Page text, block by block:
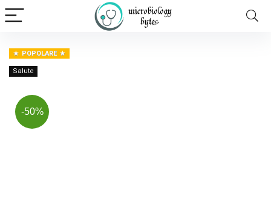
POPOLARE
Salute
-50%